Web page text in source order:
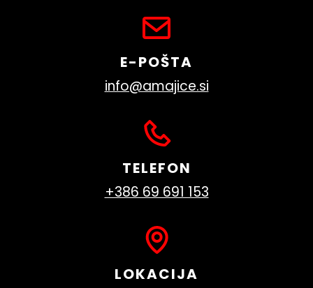
E-POŠTA
info@amajice.si
TELEFON
+386 69 691 153
LOKACIJA